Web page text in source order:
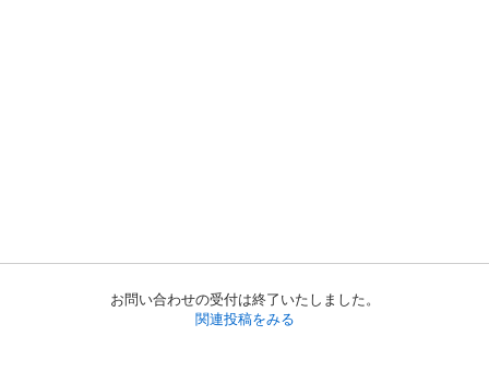
お問い合わせの受付は終了いたしました。
関連投稿をみる